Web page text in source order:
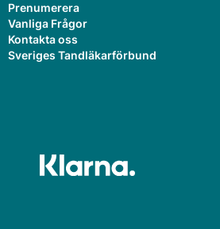
Prenumerera
Vanliga Frågor
Kontakta oss
Sveriges Tandläkarförbund